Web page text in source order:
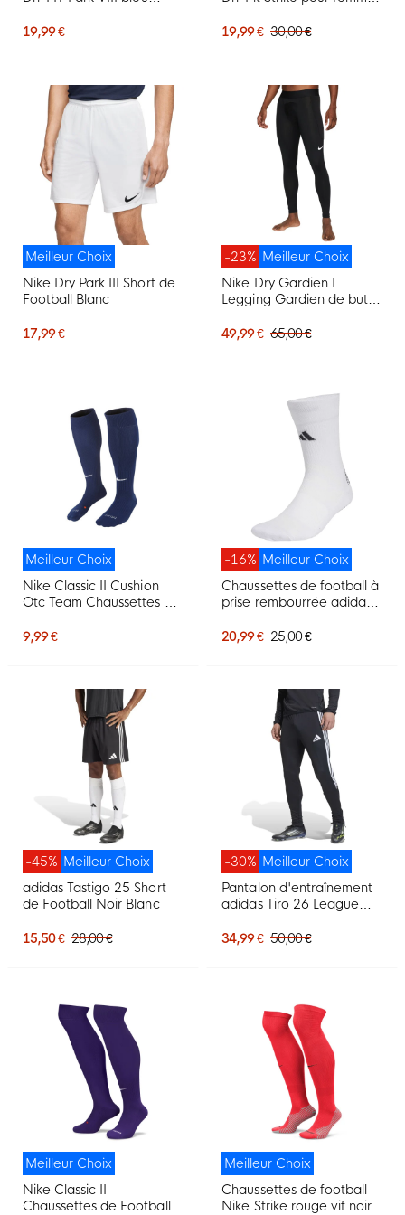
19,99 €
19,99 € 30,00 €
Meilleur Choix
Nike Dry Park III Short de
Football Blanc
17,99 €
Meilleur Choix
-23%
Nike Dry Gardien I
Legging Gardien de but
49,99 € 65,00 €
Meilleur Choix
Nike Classic II Cushion
Otc Team Chaussettes de
9,99 €
Meilleur Choix
-16%
Chaussettes de football à
prise rembourrée adidas,
20,99 € 25,00 €
Meilleur Choix
-45%
adidas Tastigo 25 Short
de Football Noir Blanc
15,50 € 28,00 €
Meilleur Choix
-30%
Pantalon d'entraînement
adidas Tiro 26 League
34,99 € 50,00 €
Meilleur Choix
Nike Classic II
Chaussettes de Football
Meilleur Choix
Chaussettes de football
Nike Strike rouge vif noir